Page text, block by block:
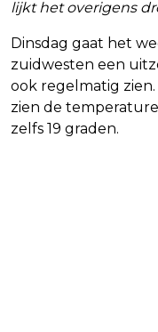
lijkt het overigens
Dinsdag gaat het
zuidwesten een
ook regelmatig
zien de
zelfs 19 graden.